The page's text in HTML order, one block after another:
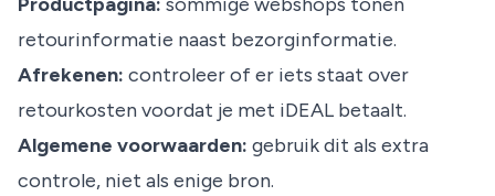
retourinformatie naast bezorginformatie.
Afrekenen: controleer of er iets staat over
retourkosten voordat je met iDEAL betaalt.
Algemene voorwaarden: gebruik dit als extra
controle, niet als enige bron.